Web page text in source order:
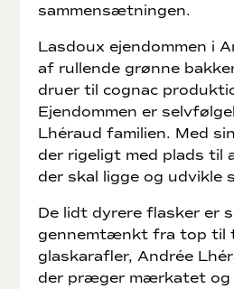
sammensætningen.
Lasdoux ejendommen i
af rullende grønne
druer til cognac
Ejendommen er
Lhéraud familien. Med
der rigeligt med plads til
der skal ligge og udvikle
De lidt dyrere flasker er
gennemtænkt fra top til
glaskarafler, Andrée
der præger mærkatet og